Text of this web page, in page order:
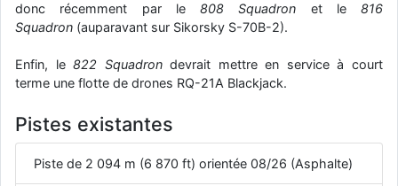
mahmoud: bonsoir, très instructif ce site .mais nous aimerions avoir
les photo des anciens appareils de l'armée de l'air de la haute -volta
d9pouces : Ça me casse quand même bien les pieds, j’avoue
jericho: Pour moi tout est à nouveau OK dirait-on… Merci à toi.
d9pouces: En espérant n’avoir coupé les accessoires de personne
au passage !
d9pouces: j'ai trouvé un palliatif un peu violent, mais ça devrait aller
donc récemment par le 808 Squadron et le 816
Squadron (auparavant sur Sikorsky S-70B-2).
Enfin, le822 Squadrondevrait mettre en service à court
terme une flotte de drones RQ-21A Blackjack.
Pistes existantes
Piste de 2 094 m (6 870 ft) orientée 08/26 (Asphalte)